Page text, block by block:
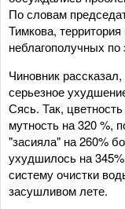
По словам
Тимкова,
неблагополучных
Чиновник
серьезное
Сясь. Так,
мутность на 320 %,
"засияла" на 260%
ухудшилось на
систему очистки
засушливом лете.